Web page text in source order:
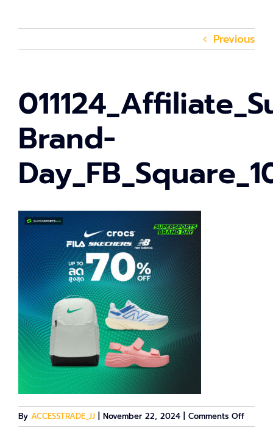
Previous
Brand-
By ACCESSTRADE_JJ November 22, 2024 Comments Offon